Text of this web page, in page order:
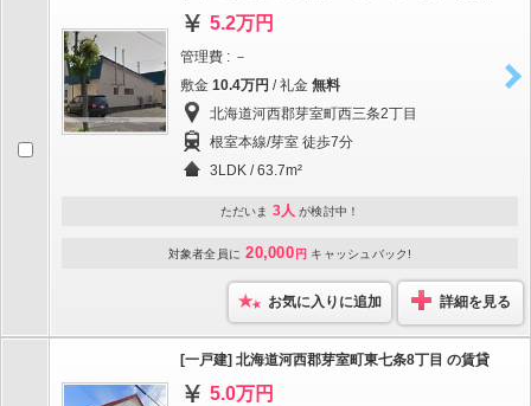
5.2万円
管理費 : －
敷金 10.4万円 / 礼金 無料
北海道河西郡芽室町西三条2丁目
根室本線/芽室 徒歩7分
3LDK / 63.7m²
ただいま 3人 が検討中！
対象者全員に 20,000 円 キャッシュバック!
お気に入りに追加 詳細を見る
[一戸建] 北海道河西郡芽室町東七条8丁目 の賃貸
5.0万円